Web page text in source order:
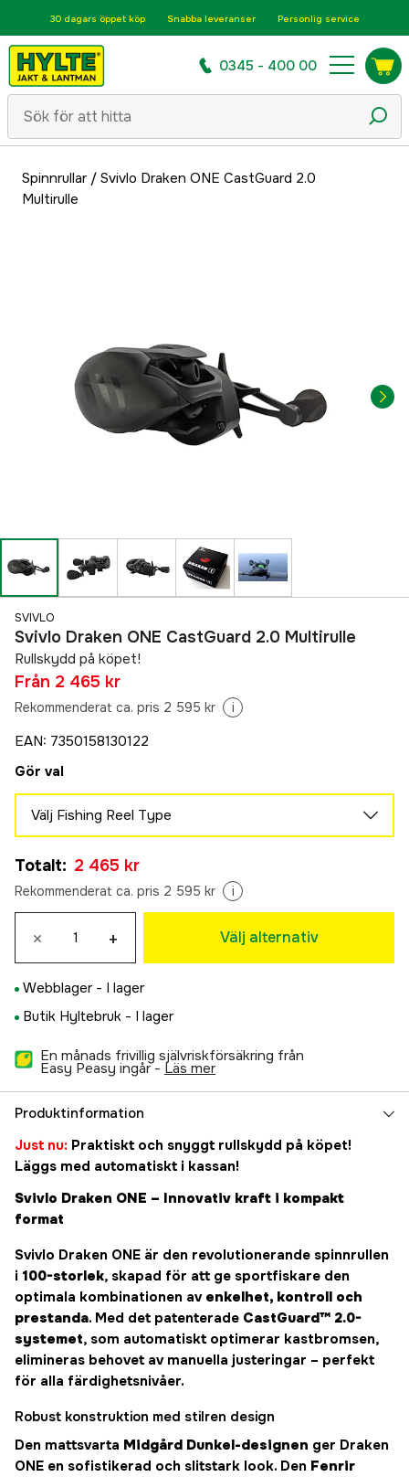
30 dagars öppet köp Snabba leveranser Personlig service
0345 - 400 00
Spinnrullar/ Svivlo Draken ONE CastGuard 2.0
Multirulle
SVIVLO
Svivlo Draken ONE CastGuard 2.0 Multirulle
Rullskydd på köpet!
Från 2 465 kr
Rekommenderat ca. pris 2 595 kr i
EAN: 7350158130122
Gör val
Välj Fishing Reel Type
2 465 kr
7.3:1 Högervevad
2 465 kr
Totalt: 2 465 kr
Rekommenderat ca. pris 2 595 kr i
× + Välj alternativ
Webblager - I lager
Butik Hyltebruk - I lager
En månads frivillig självriskförsäkring från
Easy Peasy ingår - läs mer
Produktinformation
Just nu: Praktiskt och snyggt rullskydd på köpet!
Läggs med automatiskt i kassan!
Svivlo Draken ONE – Innovativ kraft i kompakt
format
Svivlo Draken ONE är den revolutionerande spinnrullen
i 100-storlek, skapad för att ge sportfiskare den
optimala kombinationen av enkelhet, kontroll och
prestanda. Med det patenterade CastGuard™ 2.0-
systemet, som automatiskt optimerar kastbromsen,
elimineras behovet av manuella justeringar – perfekt
för alla färdighetsnivåer.
Robust konstruktion med stilren design
Den mattsvarta Midgård Dunkel-designen ger Draken
ONE en sofistikerad och slitstark look. Den Fenrir